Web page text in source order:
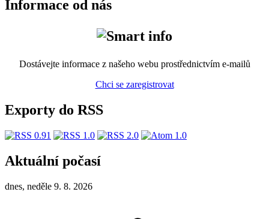
Informace od nás
Dostávejte informace z našeho webu prostřednictvím e-mailů
Chci se zaregistrovat
Exporty do RSS
Aktuální počasí
dnes, neděle 9. 8. 2026